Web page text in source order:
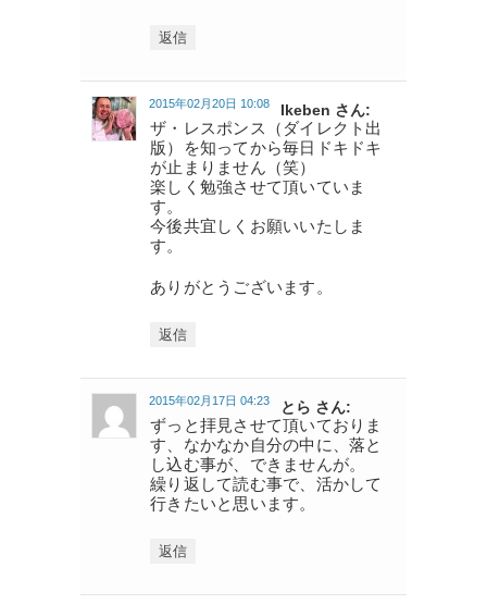
返信
Ikeben さん:
2015年02月20日 10:08
ザ・レスポンス（ダイレクト出
版）を知ってから毎日ドキドキ
が止まりません（笑）
楽しく勉強させて頂いていま
す。
今後共宜しくお願いいたしま
す。
ありがとうございます。
返信
とら さん:
2015年02月17日 04:23
ずっと拝見させて頂いておりま
す、なかなか自分の中に、落と
し込む事が、できませんが。
繰り返して読む事で、活かして
行きたいと思います。
返信